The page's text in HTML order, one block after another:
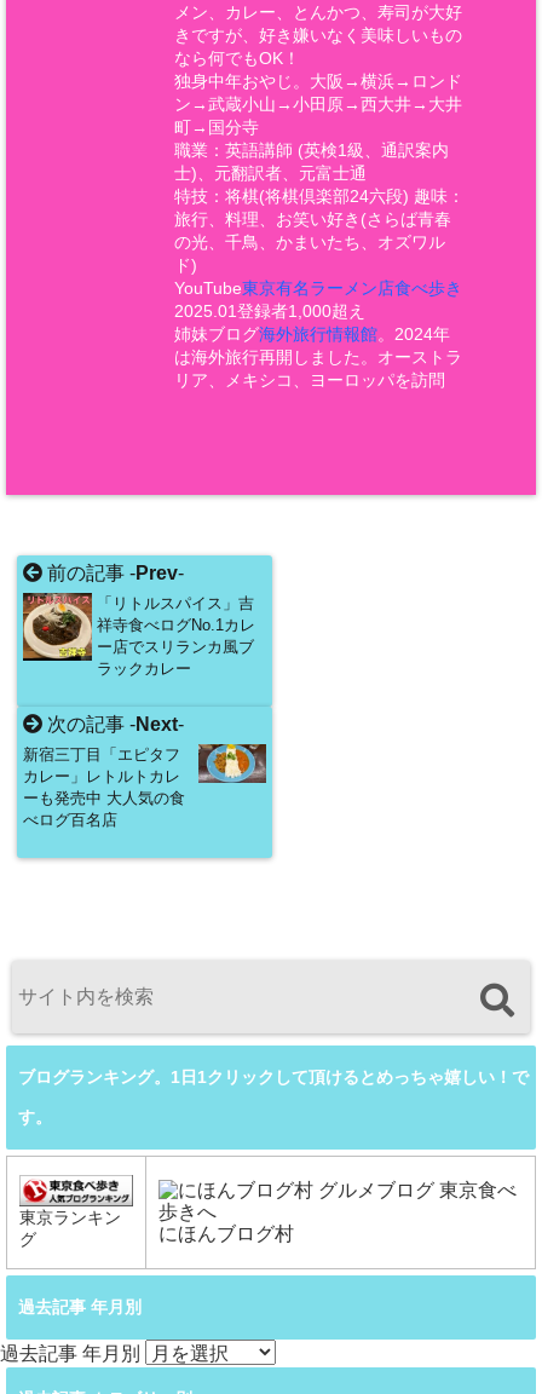
メン、カレー、とんかつ、寿司が大好
きですが、好き嫌いなく美味しいもの
なら何でもOK！
独身中年おやじ。大阪→横浜→ロンド
ン→武蔵小山→小田原→西大井→大井
町→国分寺
職業：英語講師 (英検1級、通訳案内
士)、元翻訳者、元富士通
特技：将棋(将棋倶楽部24六段) 趣味：
旅行、料理、お笑い好き(さらば青春
の光、千鳥、かまいたち、オズワル
ド)
YouTube東京有名ラーメン店食べ歩き
2025.01登録者1,000超え
姉妹ブログ海外旅行情報館。2024年
は海外旅行再開しました。オーストラ
リア、メキシコ、ヨーロッパを訪問
前の記事 -Prev-
「リトルスパイス」吉
祥寺食べログNo.1カレ
ー店でスリランカ風ブ
ラックカレー
次の記事 -Next-
新宿三丁目「エピタフ
カレー」レトルトカレ
ーも発売中 大人気の食
べログ百名店
ブログランキング。1日1クリックして頂けるとめっちゃ嬉しい！で
す。
東京ランキン
グ
にほんブログ村
過去記事 年月別
過去記事 年月別